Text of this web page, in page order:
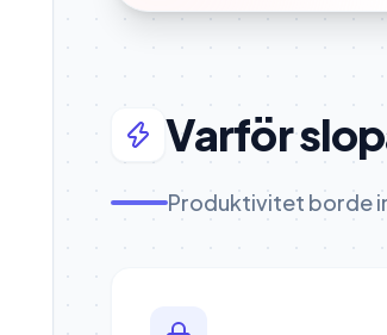
Varför
Produktivitet borde